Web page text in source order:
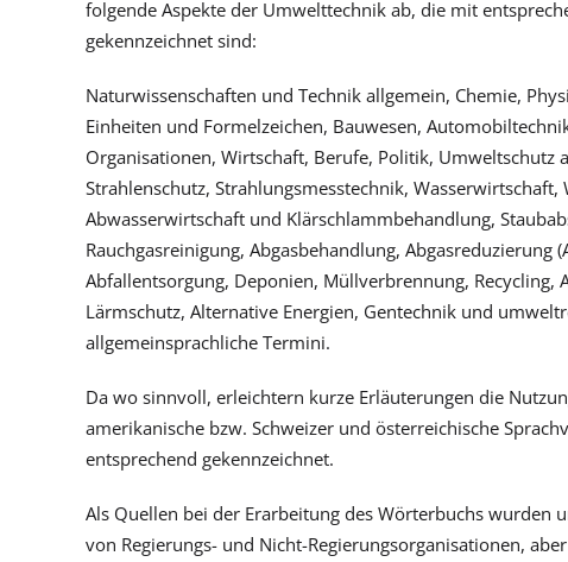
folgende Aspekte der Umwelttechnik ab, die mit
gekennzeichnet sind:
Naturwissenschaften und Technik allgemein, Chemie,
Einheiten und Formelzeichen, Bauwesen,
Organisationen, Wirtschaft, Berufe, Politik, Umweltschutz
Strahlenschutz, Strahlungsmesstechnik, Wasserwirtschaft,
Abwasserwirtschaft und Klärschlammbehandlung,
Rauchgasreinigung, Abgasbehandlung, Abgasreduzierung
Abfallentsorgung, Deponien, Müllverbrennung, Recycling,
Lärmschutz, Alternative Energien, Gentechnik und
allgemeinsprachliche Termini.
Da wo sinnvoll, erleichtern kurze Erläuterungen die
amerikanische bzw. Schweizer und österreichische
entsprechend gekennzeichnet.
Als Quellen bei der Erarbeitung des Wörterbuchs wurden
von Regierungs- und Nicht-Regierungsorganisationen,